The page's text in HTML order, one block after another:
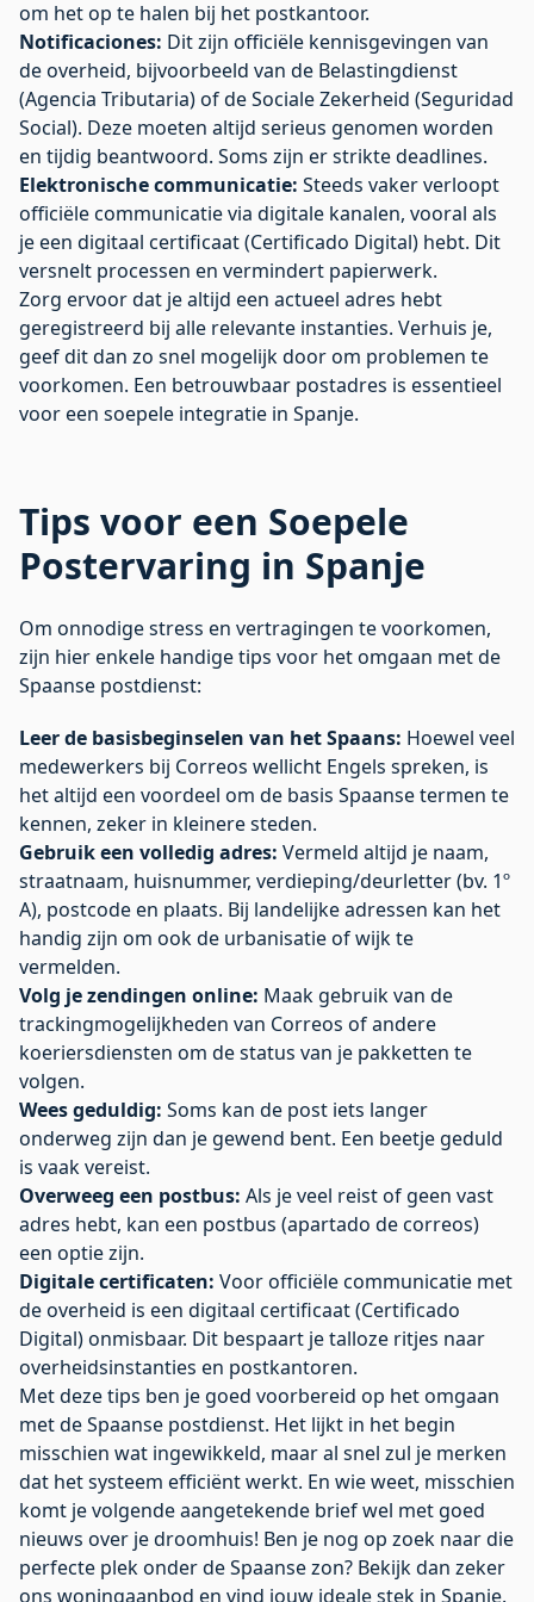
om het op te halen bij het postkantoor.
Notificaciones: Dit zijn officiële kennisgevingen van
de overheid, bijvoorbeeld van de Belastingdienst
(Agencia Tributaria) of de Sociale Zekerheid (Seguridad
Social). Deze moeten altijd serieus genomen worden
en tijdig beantwoord. Soms zijn er strikte deadlines.
Elektronische communicatie: Steeds vaker verloopt
officiële communicatie via digitale kanalen, vooral als
je een digitaal certificaat (Certificado Digital) hebt. Dit
versnelt processen en vermindert papierwerk.
Zorg ervoor dat je altijd een actueel adres hebt
geregistreerd bij alle relevante instanties. Verhuis je,
geef dit dan zo snel mogelijk door om problemen te
voorkomen. Een betrouwbaar postadres is essentieel
voor een soepele integratie in Spanje.
Tips voor een Soepele
Postervaring in Spanje
Om onnodige stress en vertragingen te voorkomen,
zijn hier enkele handige tips voor het omgaan met de
Spaanse postdienst:
Leer de basisbeginselen van het Spaans: Hoewel veel
medewerkers bij Correos wellicht Engels spreken, is
het altijd een voordeel om de basis Spaanse termen te
kennen, zeker in kleinere steden.
Gebruik een volledig adres: Vermeld altijd je naam,
straatnaam, huisnummer, verdieping/deurletter (bv. 1º
A), postcode en plaats. Bij landelijke adressen kan het
handig zijn om ook de urbanisatie of wijk te
vermelden.
Volg je zendingen online: Maak gebruik van de
trackingmogelijkheden van Correos of andere
koeriersdiensten om de status van je pakketten te
volgen.
Wees geduldig: Soms kan de post iets langer
onderweg zijn dan je gewend bent. Een beetje geduld
is vaak vereist.
Overweeg een postbus: Als je veel reist of geen vast
adres hebt, kan een postbus (apartado de correos)
een optie zijn.
Digitale certificaten: Voor officiële communicatie met
de overheid is een digitaal certificaat (Certificado
Digital) onmisbaar. Dit bespaart je talloze ritjes naar
overheidsinstanties en postkantoren.
Met deze tips ben je goed voorbereid op het omgaan
met de Spaanse postdienst. Het lijkt in het begin
misschien wat ingewikkeld, maar al snel zul je merken
dat het systeem efficiënt werkt. En wie weet, misschien
komt je volgende aangetekende brief wel met goed
nieuws over je droomhuis! Ben je nog op zoek naar die
perfecte plek onder de Spaanse zon? Bekijk dan zeker
ons woningaanbod en vind jouw ideale stek in Spanje.